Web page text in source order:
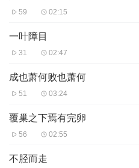
59 02:15
一叶障目
31 02:47
成也萧何败也萧何
51 03:24
覆巢之下焉有完卵
56 02:55
不胫而走